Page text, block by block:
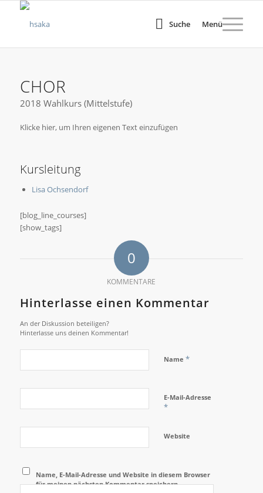
Suche Menü
CHOR
2018 Wahlkurs (Mittelstufe)
Klicke hier, um Ihren eigenen Text einzufügen
Kursleitung
Lisa Ochsendorf
[blog_line_courses]
[show_tags]
0
KOMMENTARE
Hinterlasse einen Kommentar
An der Diskussion beteiligen?
Hinterlasse uns deinen Kommentar!
Name *
E-Mail-Adresse
*
Website
Name, E-Mail-Adresse und Website in diesem Browser
für meinen nächsten Kommentar speichern.